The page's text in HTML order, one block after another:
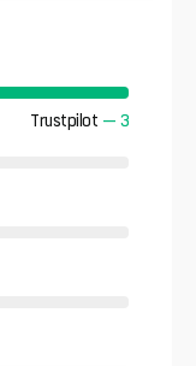
Trustpilot — 3